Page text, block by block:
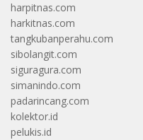
harpitnas.com
harkitnas.com
tangkubanperahu.com
sibolangit.com
siguragura.com
simanindo.com
padarincang.com
kolektor.id
pelukis.id